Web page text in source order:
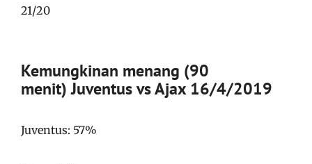
21/20
Kemungkinan menang (90
menit) Juventus vs Ajax 16/4/2019
Juventus: 57%